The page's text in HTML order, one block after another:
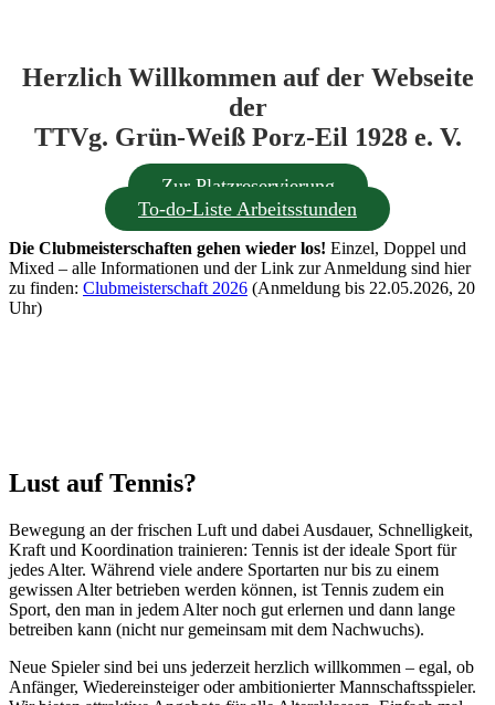
Herzlich Willkommen auf der Webseite
der
TTVg. Grün-Weiß Porz-Eil 1928 e. V.
Zur Platzreservierung
To-do-Liste Arbeitsstunden
Die Clubmeisterschaften gehen wieder los! Einzel, Doppel und
Mixed – alle Informationen und der Link zur Anmeldung sind hier
zu finden: Clubmeisterschaft 2026 (Anmeldung bis 22.05.2026, 20
Uhr)
Lust auf Tennis?
Bewegung an der frischen Luft und dabei Ausdauer, Schnelligkeit,
Kraft und Koordination trainieren: Tennis ist der ideale Sport für
jedes Alter. Während viele andere Sportarten nur bis zu einem
gewissen Alter betrieben werden können, ist Tennis zudem ein
Sport, den man in jedem Alter noch gut erlernen und dann lange
betreiben kann (nicht nur gemeinsam mit dem Nachwuchs).
Neue Spieler sind bei uns jederzeit herzlich willkommen – egal, ob
Anfänger, Wiedereinsteiger oder ambitionierter Mannschaftsspieler.